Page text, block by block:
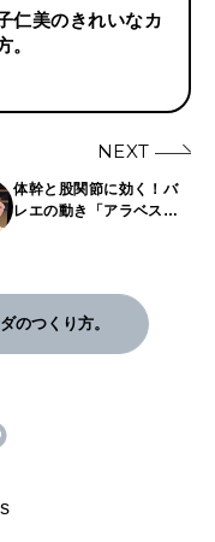
仁美のきれいなカ
。
NEXT
体幹と股関節に効く！バ
レエの動き「アラベス
つくり方】
のつくり方。